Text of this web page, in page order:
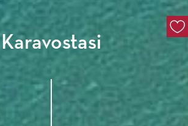
Karavostasi